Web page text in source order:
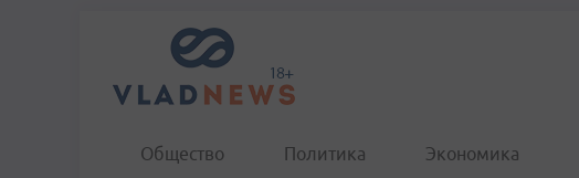
Общество Политика Экономика